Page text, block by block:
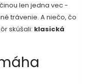
len jedna vec -
trávenie. A niečo, čo
skúšali: klasická